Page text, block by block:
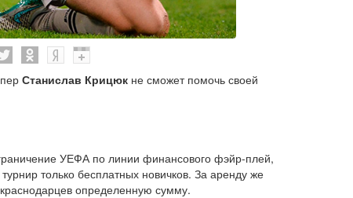
Станислав Крицюк не сможет помочь своей
УЕФА по линии финансового фэйр-плей,
только бесплатных новичков. За аренду же
определенную сумму.